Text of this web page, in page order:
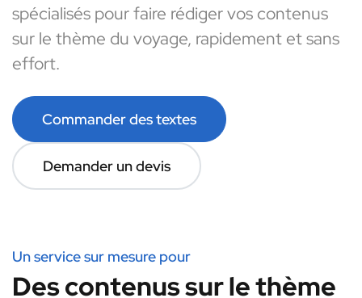
spécialisés pour faire rédiger vos contenus
sur le thème du voyage, rapidement et sans
effort.
Commander des textes
Demander un devis
Un service sur mesure pour
Des contenus sur le thème